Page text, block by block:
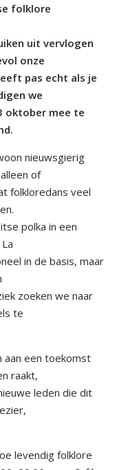
folklore
uit vervlogen
onze
pas echt als je
we
oktober mee te
nieuwsgierig
of
folkloredans veel
polka in een
in de basis, maar
zoeken we naar
te
aan een toekomst
raakt,
leden die dit
levendig folklore